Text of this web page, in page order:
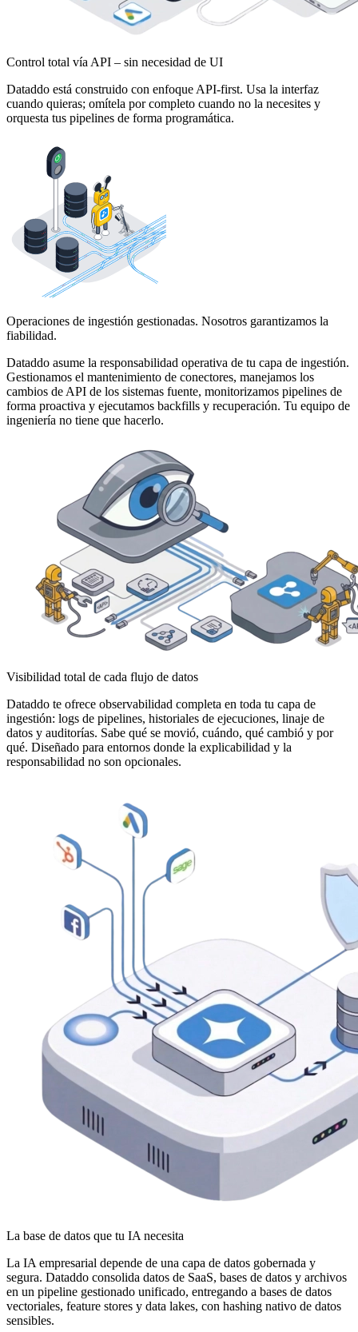
Control total vía API – sin necesidad de UI
Dataddo está construido con enfoque API-first. Usa la interfaz
cuando quieras; omítela por completo cuando no la necesites y
orquesta tus pipelines de forma programática.
Operaciones de ingestión gestionadas. Nosotros garantizamos la
fiabilidad.
Dataddo asume la responsabilidad operativa de tu capa de ingestión.
Gestionamos el mantenimiento de conectores, manejamos los
cambios de API de los sistemas fuente, monitorizamos pipelines de
forma proactiva y ejecutamos backfills y recuperación. Tu equipo de
ingeniería no tiene que hacerlo.
Visibilidad total de cada flujo de datos
Dataddo te ofrece observabilidad completa en toda tu capa de
ingestión: logs de pipelines, historiales de ejecuciones, linaje de
datos y auditorías. Sabe qué se movió, cuándo, qué cambió y por
qué. Diseñado para entornos donde la explicabilidad y la
responsabilidad no son opcionales.
La base de datos que tu IA necesita
La IA empresarial depende de una capa de datos gobernada y
segura. Dataddo consolida datos de SaaS, bases de datos y archivos
en un pipeline gestionado unificado, entregando a bases de datos
vectoriales, feature stores y data lakes, con hashing nativo de datos
sensibles.